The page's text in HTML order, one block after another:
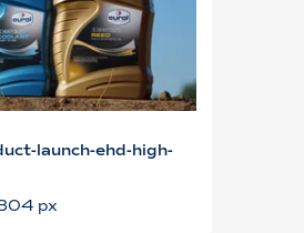
launch-ehd-high-
px